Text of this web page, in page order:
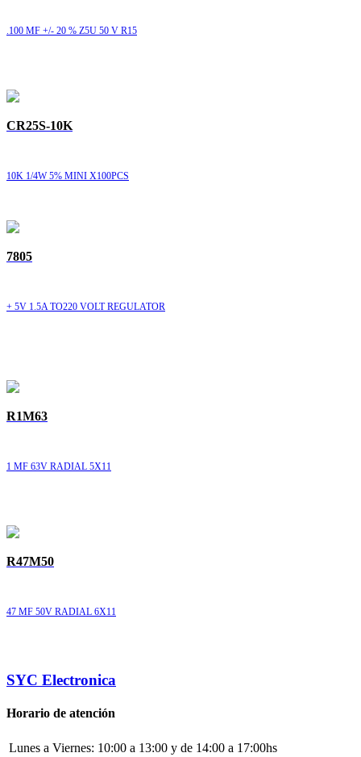
.100 MF +/- 20 % Z5U 50 V R15
CR25S-10K
10K 1/4W 5% MINI X100PCS
7805
+ 5V 1.5A TO220 VOLT REGULATOR
R1M63
1 MF 63V RADIAL 5X11
R47M50
47 MF 50V RADIAL 6X11
SYC Electronica
Horario de atención
Lunes a Viernes: 10:00 a 13:00 y de 14:00 a 17:00hs